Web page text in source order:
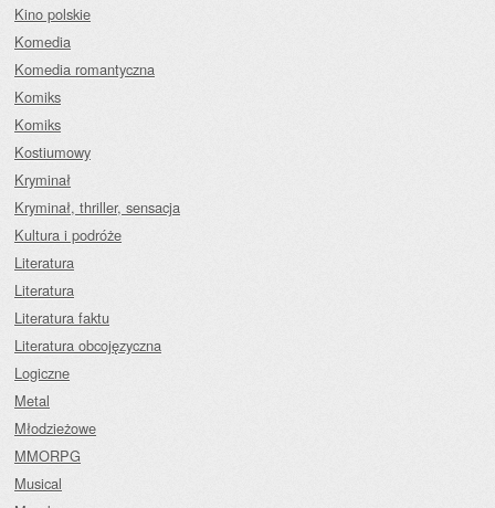
Kino polskie
Komedia
Komedia romantyczna
Komiks
Komiks
Kostiumowy
Kryminał
Kryminał, thriller, sensacja
Kultura i podróże
Literatura
Literatura
Literatura faktu
Literatura obcojęzyczna
Logiczne
Metal
Młodzieżowe
MMORPG
Musical